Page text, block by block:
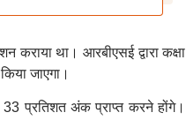
था। आरबीएसई द्वारा कक्षा
जाएगा।
33 प्रतिशत अंक प्राप्त करने होंगे।